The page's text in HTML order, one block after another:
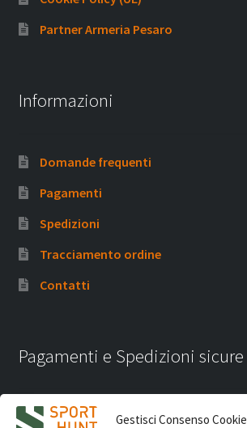
Gestisci Consenso Cookie
Partner Armeria Pesaro
Informazioni
Domande frequenti
Pagamenti
Spedizioni
Tracciamento ordine
Contatti
Pagamenti e Spedizioni sicure